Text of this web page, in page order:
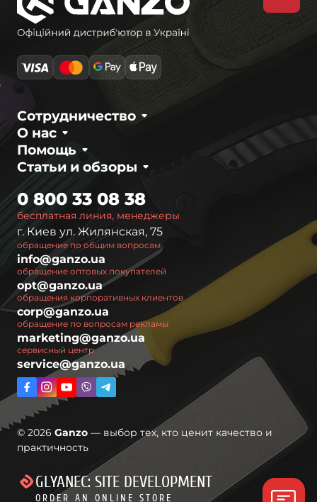
О нас
Сотрудничество
Статьи и обзоры
Помощь
бесплатная линия, менеджеры
0 800 33 08 38
г. Киев ул. Жилянская, 75
обращение по общим вопросам
info@ganzo.ua
обращение оптовых покупателей
opt@ganzo.ua
обращения корпоративных клиентов
corp@ganzo.ua
обращение по вопросам рекламы
marketing@ganzo.ua
сервисный центр
service@ganzo.ua
© 2026 Ganzo — выбор тех, кто ценит качество и
практичность
GLYANEC: SITE DEVELOPMENT
ORDER AN ONLINE STORE